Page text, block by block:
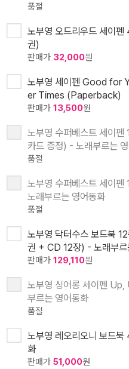
품절
노부영 오드리우드 세이
권)
판매가 32,000원
노부영 세이펜 Good
er Times (Paperback)
판매가 13,500원
노부영 수퍼베스트 세이
카드 증정) - 노래부르는
품절
노부영 수퍼베스트 세이
노래부르는 영어동화
품절
노부영 닥터수스 보드북
권 + CD 12장) - 노래부르
판매가 129,110원
노부영 싱어롱 세이펜
부르는 영어동화
품절
노부영 레오리오니 보드
화
판매가 51,000원